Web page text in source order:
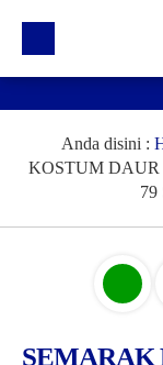
Profil Sekolah
Fasilitas
Anda disini :
KOSTUM
SEMARAK